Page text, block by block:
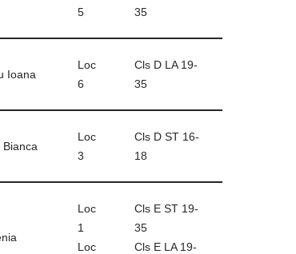
5
35
Ioana
Loc
6
Cls D LA 19-
35
Loc
3
Cls D ST 16-
18
Loc
1
Loc
Cls E ST 19-
35
Cls E LA 19-